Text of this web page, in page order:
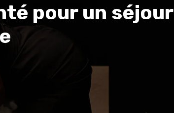
pour un séjour